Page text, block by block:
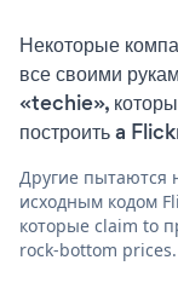
Некоторые
все своими
«techie»,
построить a
Другие пытаются
исходным кодом
которые claim to
rock-bottom prices.